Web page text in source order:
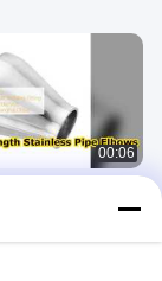
00:06